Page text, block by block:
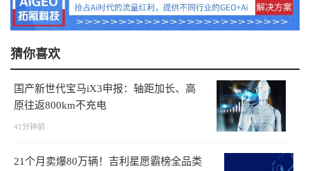
猜你喜欢
国产新世代宝马iX3申报：轴距加长、高
原往返800km不充电
41分钟前
21个月卖爆80万辆！吉利星愿霸榜全品类